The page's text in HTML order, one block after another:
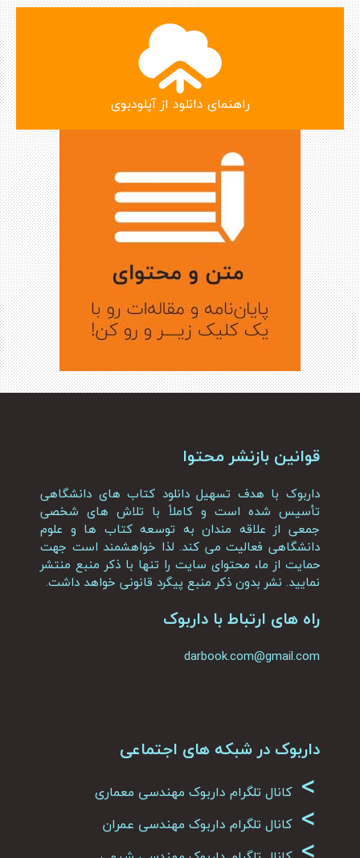
راهنمای دانلود از آپلودبوی
قوانین بازنشر محتوا
داربوک با هدف تسهیل دانلود کتاب های دانشگاهی
تأسیس شده است و کاملاً با تلاش های شخصی
جمعی از علاقه مندان به توسعه کتاب ها و علوم
دانشگاهی فعالیت می کند. لذا خواهشمند است جهت
حمایت از ما، محتوای سایت را تنها با ذکر منبع منتشر
نمایید. نشر بدون ذکر منبع پیگرد قانونی خواهد داشت.
راه های ارتباط با داربوک
darbook.com@gmail.com
داربوک در شبکه های اجتماعی
> کانال تلگرام داربوک مهندسی معماری
> کانال تلگرام داربوک مهندسی عمران